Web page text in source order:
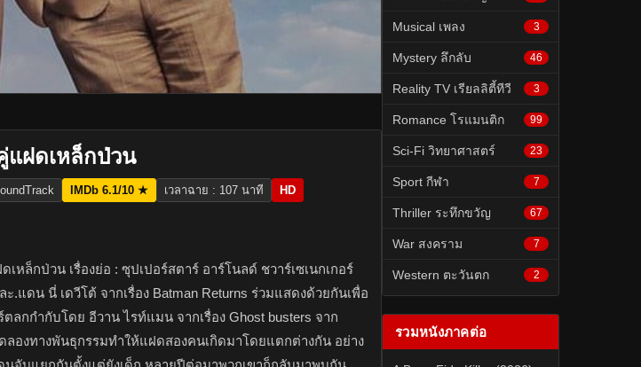
แฝดเหล็กป่วน
IMDb 6.1/10 ★ เวลาฉาย : 107 นาที HD
เหล็กป่วน เรื่องย่อ : ซุปเปอร์สตาร์ อาร์โนลด์ ชวาร์เซเนกเกอร์
ะ.แดน นี่ เดวีโต้ จากเรื่อง Batman Returns ร่วมแสดงด้วยกันเพื่อ
ลกกำกับโดย อีวาน ไรท์แมน จากเรื่อง Ghost busters จาก
องทางพันธุกรรมทำให้แฝดสองคนเกิดมาโดยแตกต่างกัน อย่าง
Musical เพลง 3
Mystery ลึกลับ 46
Reality TV เรียลลิตี้ทีวี 3
Romance โรแมนติก 99
Sci-Fi วิทยาศาสตร์ 23
Sport กีฬา 7
Thriller ระทึกขวัญ 67
War สงคราม 7
Western ตะวันตก 2
รวมหนังภาคต่อ